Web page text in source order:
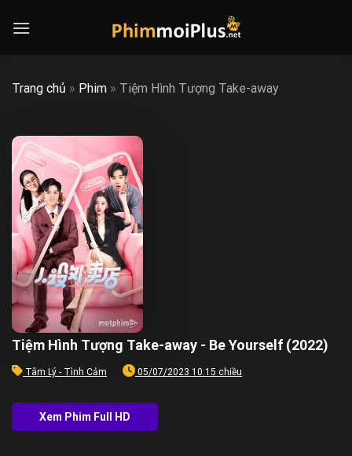
Trang chủ » Phim » Tiệm Hình Tượng Take-away
Tiệm Hình Tượng Take-away - Be Yourself (2022)
Tâm Lý - Tình Cảm 05/07/2023 10:15 chiều